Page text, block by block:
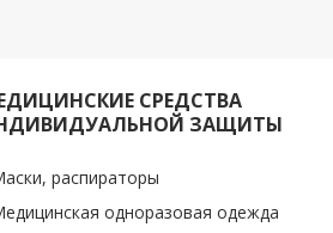
СРЕДСТВА
ЗАЩИТЫ
распираторы
одноразовая одежда